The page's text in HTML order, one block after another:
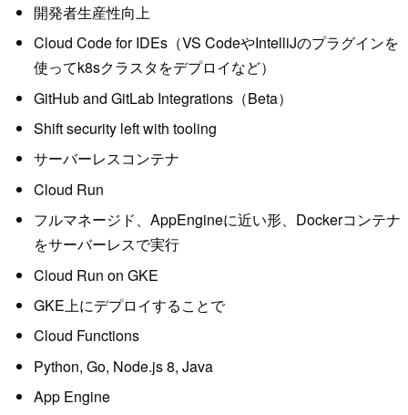
開発者生産性向上
Cloud Code for IDEs（VS CodeやIntelliJのプラグインを
使ってk8sクラスタをデプロイなど）
GitHub and GitLab Integrations（Beta）
Shift security left with tooling
サーバーレスコンテナ
Cloud Run
フルマネージド、AppEngineに近い形、Dockerコンテナ
をサーバーレスで実行
Cloud Run on GKE
GKE上にデプロイすることで
Cloud Functions
Python, Go, Node.js 8, Java
App Engine